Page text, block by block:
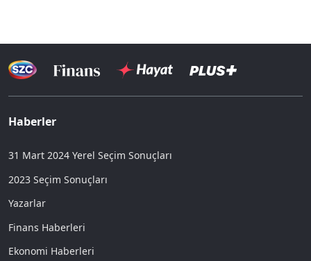
Haberler
31 Mart 2024 Yerel Seçim Sonuçları
2023 Seçim Sonuçları
Yazarlar
Finans Haberleri
Ekonomi Haberleri